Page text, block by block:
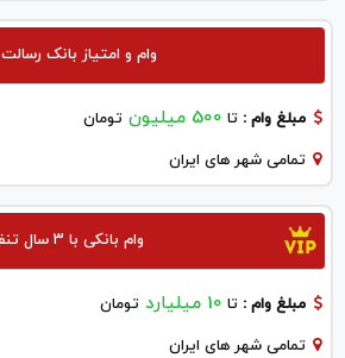
وام و امتیاز بانک رسالت
مبلغ وام : تا 500 میلیون تومان
تمامی شهر های ایران
وام بانکی با ۳ سال تنفس
مبلغ وام : تا 10 میلیارد تومان
تمامی شهر های ایران